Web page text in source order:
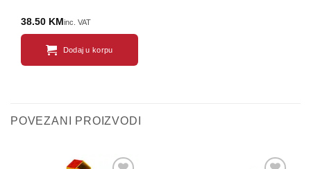
38.50 KM inc. VAT
Dodaj u korpu
POVEZANI PROIZVODI